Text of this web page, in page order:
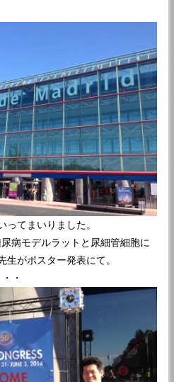
ってまいりました。
病モデルラットと尿細管細胞に
生がポスター発表にて。
・